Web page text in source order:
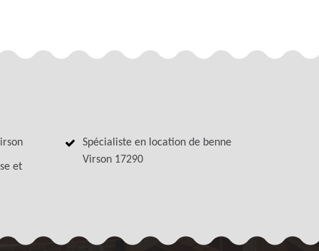
et
Spécialiste en location de benne
Virson 17290